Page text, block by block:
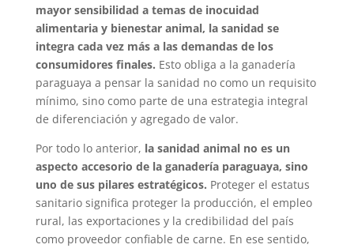
mayor sensibilidad a temas de inocuidad
alimentaria y bienestar animal, la sanidad se
integra cada vez más a las demandas de los
consumidores finales. Esto obliga a la ganadería
paraguaya a pensar la sanidad no como un requisito
mínimo, sino como parte de una estrategia integral
de diferenciación y agregado de valor.
Por todo lo anterior, la sanidad animal no es un
aspecto accesorio de la ganadería paraguaya, sino
uno de sus pilares estratégicos. Proteger el estatus
sanitario significa proteger la producción, el empleo
rural, las exportaciones y la credibilidad del país
como proveedor confiable de carne. En ese sentido,